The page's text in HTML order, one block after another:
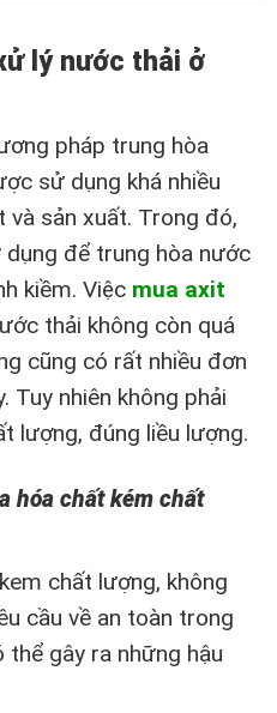
lý nước thải ở
pháp trung hòa
sử dụng khá nhiều
sản xuất. Trong đó,
để trung hòa nước
kiềm. Việc mua axit
thải không còn quá
cũng có rất nhiều đơn
Tuy nhiên không phải
lượng, đúng liều lượng.
hóa chất kém chất
chất lượng, không
cầu về an toàn trong
thể gây ra những hậu